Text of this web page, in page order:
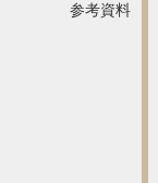
参考資料